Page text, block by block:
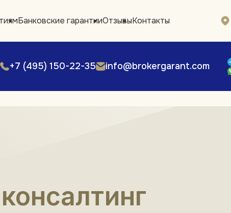
Банковские гарантииОтзывыКонтакты
+7 (495) 150-22-35 info@brokergarant.com